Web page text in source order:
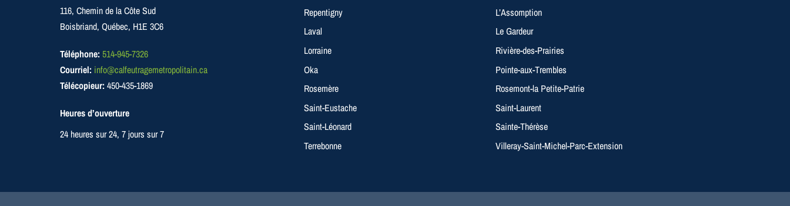
Repentigny
L’Assomption
Laval
Le Gardeur
Lorraine
Rivière-des-Prairies
Oka
Pointe-aux-Trembles
Rosemère
Rosemont-la Petite-Patrie
Saint-Eustache
Saint-Laurent
Saint-Léonard
Sainte-Thérèse
Terrebonne
Villeray-Saint-Michel-Parc-Extension
116, Chemin de la Côte Sud
Boisbriand, Québec, H1E 3C6
Téléphone: 514-945-7326
Courriel: info@calfeutragemetropolitain.ca
Télécopieur: 450-435-1869
Heures d’ouverture
24 heures sur 24, 7 jours sur 7